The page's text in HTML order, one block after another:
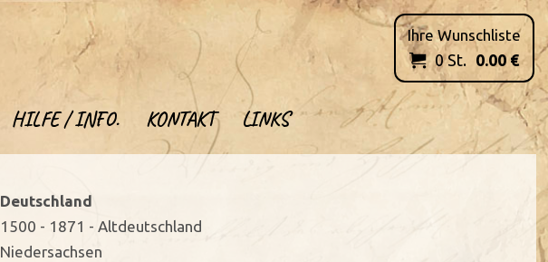
HILFE / INFO. KONTAKT LINKS
Ihre Wunschliste
 0St. 0.00 €
Deutschland
1500 - 1871 - Altdeutschland
Niedersachsen